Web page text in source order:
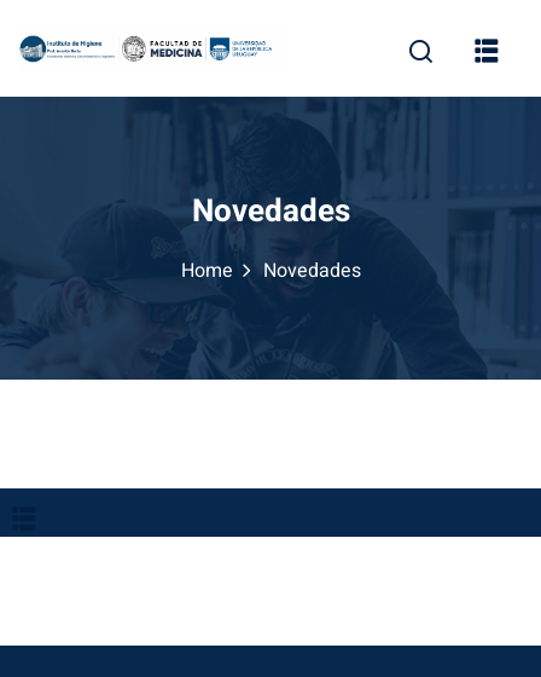
Novedades
Home Novedades
Visibilidad